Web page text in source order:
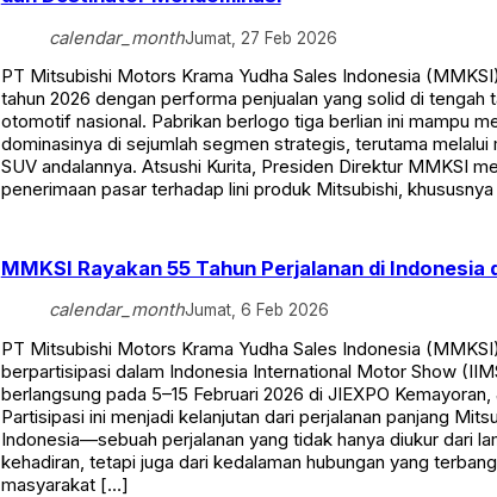
calendar_monthJumat, 27 Feb 2026
PT Mitsubishi Motors Krama Yudha Sales Indonesia
tahun 2026 dengan performa penjualan yang solid di tengah
otomotif nasional. Pabrikan berlogo tiga berlian ini mampu
dominasinya di sejumlah segmen strategis, terutama
SUV andalannya. Atsushi Kurita, Presiden Direktur MMKSI
penerimaan pasar terhadap lini produk Mitsubishi,
MMKSI Rayakan 55 Tahun Perjalanan di Indonesia
calendar_monthJumat, 6 Feb 2026
PT Mitsubishi Motors Krama Yudha Sales Indonesia
berpartisipasi dalam Indonesia International Motor Show
berlangsung pada 5–15 Februari 2026 di JIEXPO Kemayoran,
Partisipasi ini menjadi kelanjutan dari perjalanan panjang
Indonesia—sebuah perjalanan yang tidak hanya diukur dari
kehadiran, tetapi juga dari kedalaman hubungan yang
masyarakat […]